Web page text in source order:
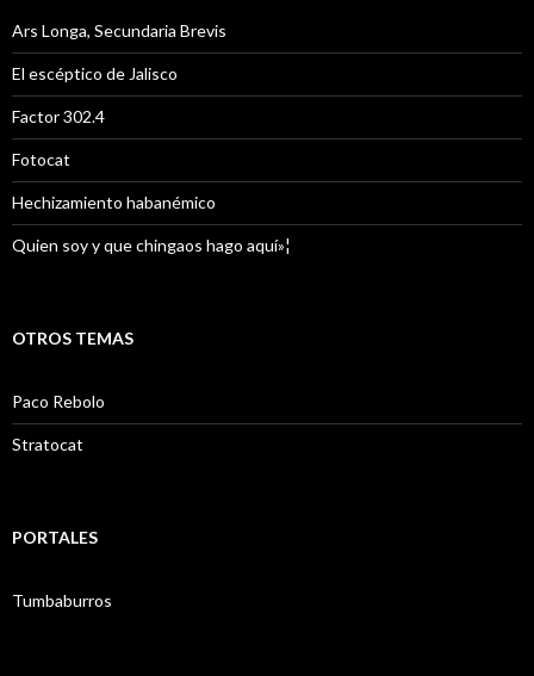
Ars Longa, Secundaria Brevis
El escéptico de Jalisco
Factor 302.4
Fotocat
Hechizamiento habanémico
Quien soy y que chingaos hago aquí»¦
OTROS TEMAS
Paco Rebolo
Stratocat
PORTALES
Tumbaburros